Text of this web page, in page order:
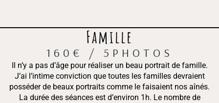
Famille
160€ / 5PHOTOS
Il n’y a pas d’âge pour réaliser un beau portrait de famille.
J’ai l’intime conviction que toutes les familles devraient
posséder de beaux portraits comme le faisaient nos aînés.
La durée des séances est d’environ 1h. Le nombre de